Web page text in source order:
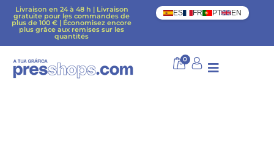
Livraison en 24 à 48 h | Livraison
gratuite pour les commandes de
plus de 100 € | Économisez encore
plus grâce aux remises sur les
quantités
ES FR PT EN
0